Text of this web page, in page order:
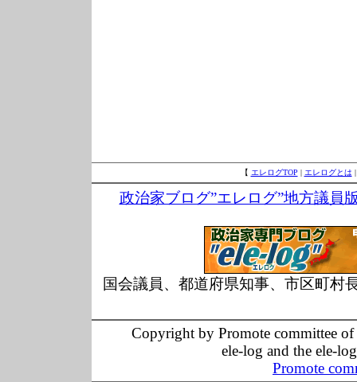
【 エレログTOP | エレログとは
政治家ブログ”エレログ”地方議員
国会議員、都道府県知事、市区町村
Copyright by Promote committee
ele-log and the ele-
Promote